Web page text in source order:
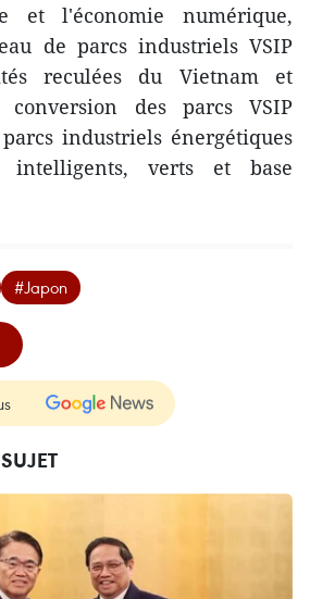
et l'économie numérique,
de parcs industriels VSIP
reculées du Vietnam et
conversion des parcs VSIP
industriels énergétiques
intelligents, verts et base
#Japon